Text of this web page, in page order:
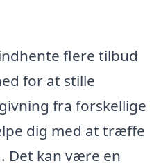
flere tilbud
for at stille
fra forskellige
dig med at træffe
Det kan være en